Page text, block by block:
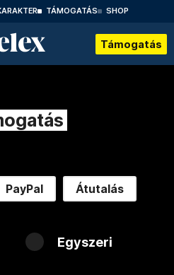
TÁMOGATÁS SHOP
Támogatás
PayPal Átutalás
Egyszeri